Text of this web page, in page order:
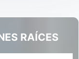
RAÍCES